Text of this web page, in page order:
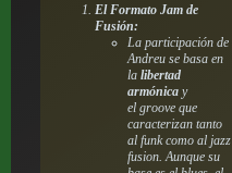
El Formato Jam de
Fusión:
La participación de
Andreu se basa en
la libertad
armónicay
el grooveque
caracterizan tanto
al funkcomo al jazz
fusion. Aunque su